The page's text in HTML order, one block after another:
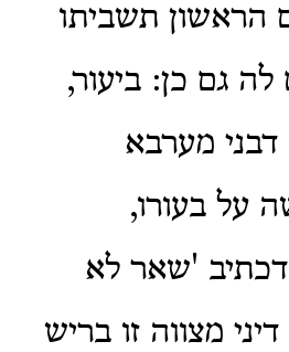
הראשון תשביתו
גם כן: ביעור,
דבני מערבא
על בעורו,
'שאר לא
מצווה זו בריש